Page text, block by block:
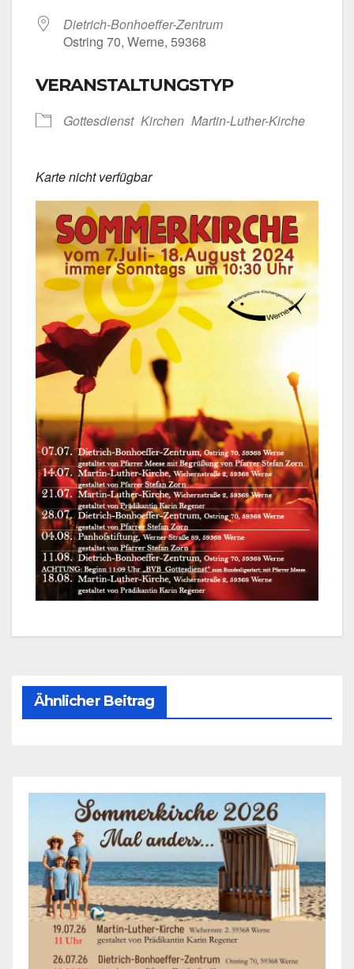
Dietrich-Bonhoeffer-Zentrum
Ost­ring 70, Wer­ne, 59368
VERANSTALTUNGSTYP
Got­tes­dienst Kir­chen Martin-Luther-Kirche
Kar­te nicht ver­füg­bar
Ähnlicher Beitrag